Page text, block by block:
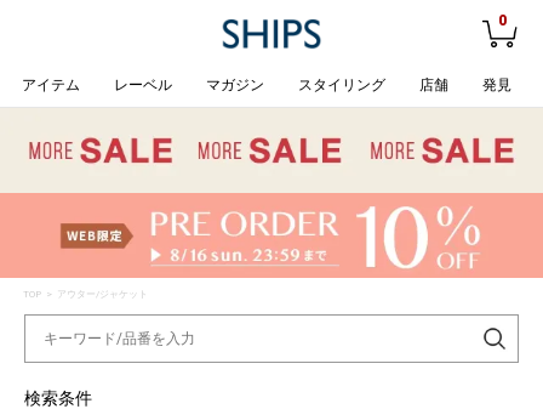
0
アイテム レーベル マガジン スタイリング 店舗 発見
TOP > アウター/ジャケット
検索条件